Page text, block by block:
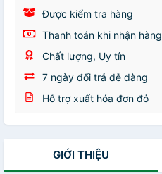
Được kiểm tra hàng
Thanh toán khi nhận hàng
Chất lượng, Uy tín
7 ngày đổi trả dễ dàng
Hỗ trợ xuất hóa đơn đỏ
GIỚI THIỆU